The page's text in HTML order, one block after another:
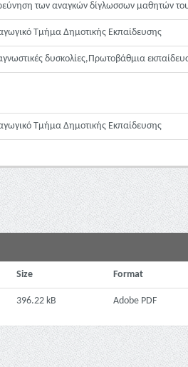
των αναγκών δίγλωσσων μαθητών
Τμήμα Δημοτικής Εκπαίδευσης
δυσκολίες,Πρωτοβάθμια
Τμήμα Δημοτικής Εκπαίδευσης
Size Format
396.22 kB Adobe PDF